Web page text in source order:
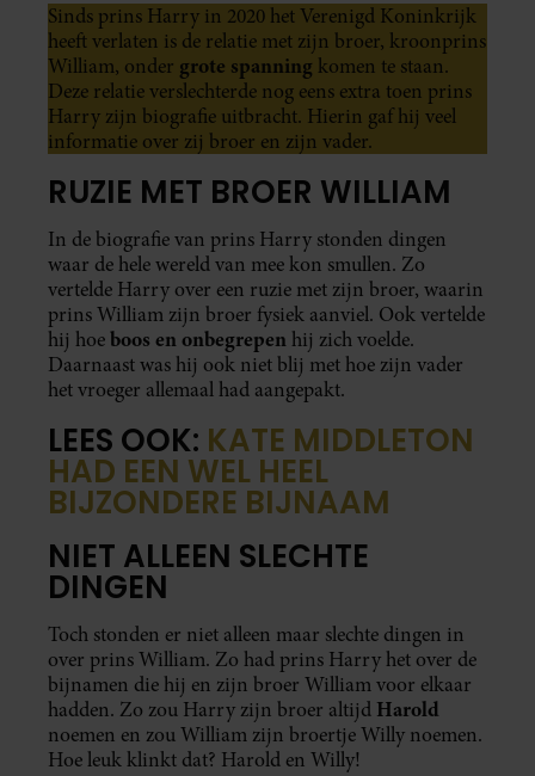
Sinds prins Harry in 2020 het Verenigd Koninkrijk
heeft verlaten is de relatie met zijn broer, kroonprins
William, onder grote spanning komen te staan.
Deze relatie verslechterde nog eens extra toen prins
Harry zijn biografie uitbracht. Hierin gaf hij veel
informatie over zij broer en zijn vader.
RUZIE MET BROER WILLIAM
In de biografie van prins Harry stonden dingen
waar de hele wereld van mee kon smullen. Zo
vertelde Harry over een ruzie met zijn broer, waarin
prins William zijn broer fysiek aanviel. Ook vertelde
hij hoeboos en onbegrepen hij zich voelde.
Daarnaast was hij ook niet blij met hoe zijn vader
het vroeger allemaal had aangepakt.
LEES OOK: KATE MIDDLETON
HAD EEN WEL HEEL
BIJZONDERE BIJNAAM
NIET ALLEEN SLECHTE
DINGEN
Toch stonden er niet alleen maar slechte dingen in
over prins William. Zo had prins Harry het over de
bijnamen die hij en zijn broer William voor elkaar
hadden. Zo zou Harry zijn broer altijd Harold
noemen en zou William zijn broertje Willy noemen.
Hoe leuk klinkt dat? Harold en Willy!